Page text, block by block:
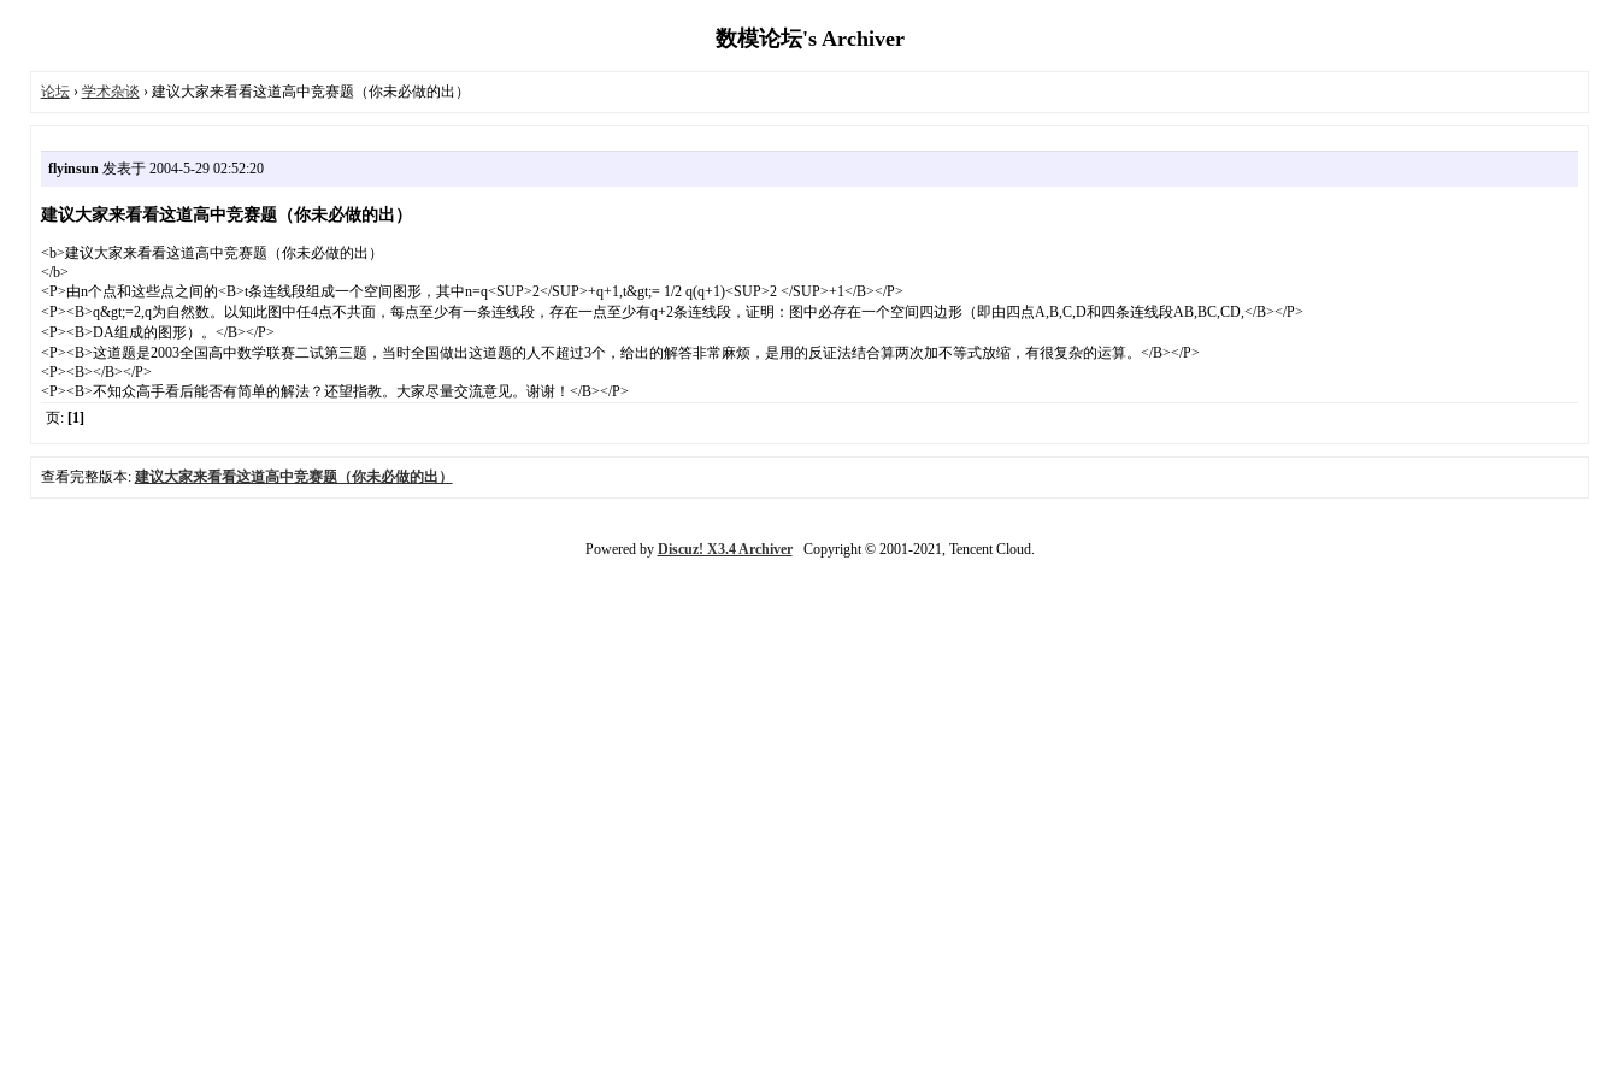
数模论坛's Archiver
论坛› 学术杂谈 › 建议大家来看看这道高中竞赛题（你未必做的出）
flyinsun发表于 2004-5-29 02:52:20
建议大家来看看这道高中竞赛题（你未必做的出）
<b>建议大家来看看这道高中竞赛题（你未必做的出）
</b>
<P>由n个点和这些点之间的<B>t条连线段组成一个空间图形，其中n=q<SUP>2</SUP>+q+1,t&gt;= 1/2 q(q+1)<SUP>2 </SUP>+1</B></P>
<P><B>q&gt;=2,q为自然数。以知此图中任4点不共面，每点至少有一条连线段，存在一点至少有q+2条连线段，证明：图中必存在一个空间四边形（即由四点A,B,C,D和四条连线段AB,BC,CD,</B></P>
<P><B>DA组成的图形）。</B></P>
<P><B>这道题是2003全国高中数学联赛二试第三题，当时全国做出这道题的人不超过3个，给出的解答非常麻烦，是用的反证法结合算两次加不等式放缩，有很复杂的运算。</B></P>
<P><B></B></P>
<P><B>不知众高手看后能否有简单的解法？还望指教。大家尽量交流意见。谢谢！</B></P>
页: [1]
查看完整版本: 建议大家来看看这道高中竞赛题（你未必做的出）
Powered by Discuz! X3.4 ArchiverCopyright © 2001-2021, Tencent Cloud.